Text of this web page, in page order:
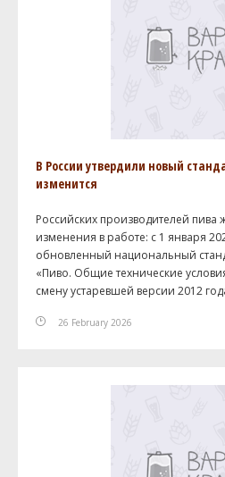
В России утвердили новый
изменится
Российских производителей пива
изменения в работе: с 1 января
обновленный национальный
«Пиво. Общие технические
смену устаревшей версии 2012
26 February 2026